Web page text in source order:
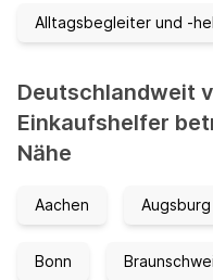
Alltagsbegleiter und -
Deutschlandweit
Einkaufshelfer
Nähe
Aachen Augsburg
Bonn